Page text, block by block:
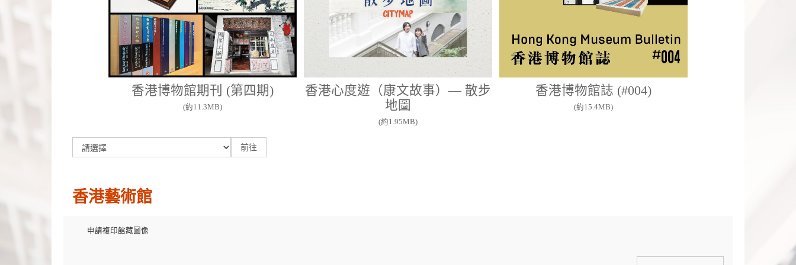
香港博物館期刊 (第四期)
(約11.3MB)
香港心度遊（康文故事）— 散步
地圖
(約1.95MB)
香港博物館誌 (#004)
(約15.4MB)
往
前往
香港藝術館
申請複印館藏圖像